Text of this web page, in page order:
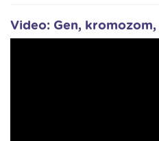
Video: Gen,